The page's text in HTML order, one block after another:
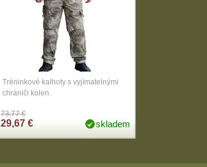
Tréninkové kalhoty s vyjímatelnými
chrániči kolen.
73,77 €
29,67 € skladem